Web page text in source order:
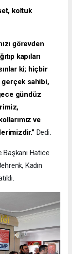
koltuk
görevden
kapıları
ki; hiçbir
sahibi,
gündüz
ve
Dedi.
Başkanı Hatice
Kadın